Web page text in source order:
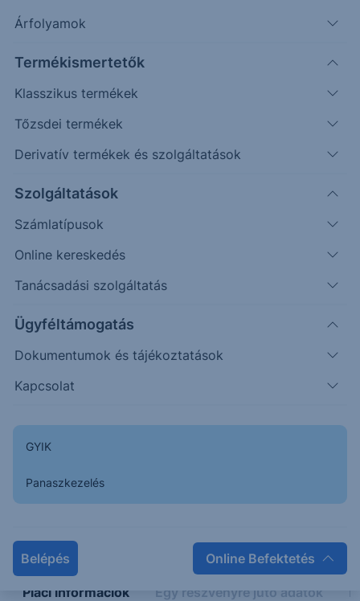
Árfolyamok
Termékismertetők
Klasszikus termékek
Tőzsdei termékek
Derivatív termékek és szolgáltatások
Szolgáltatások
Számlatípusok
Online kereskedés
Tanácsadási szolgáltatás
Ügyféltámogatás
Dokumentumok és tájékoztatások
Kapcsolat
GYIK
Panaszkezelés
Belépés Online Befektetés
60.00
61.50
Napon belüli Historikus
Piaci információk Egy részvényre jutó adatok